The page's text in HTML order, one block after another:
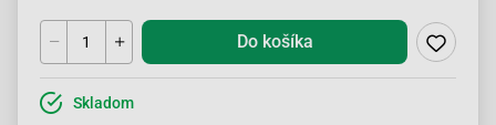
Do košíka
Skladom